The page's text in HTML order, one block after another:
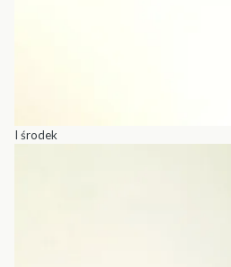
I środek